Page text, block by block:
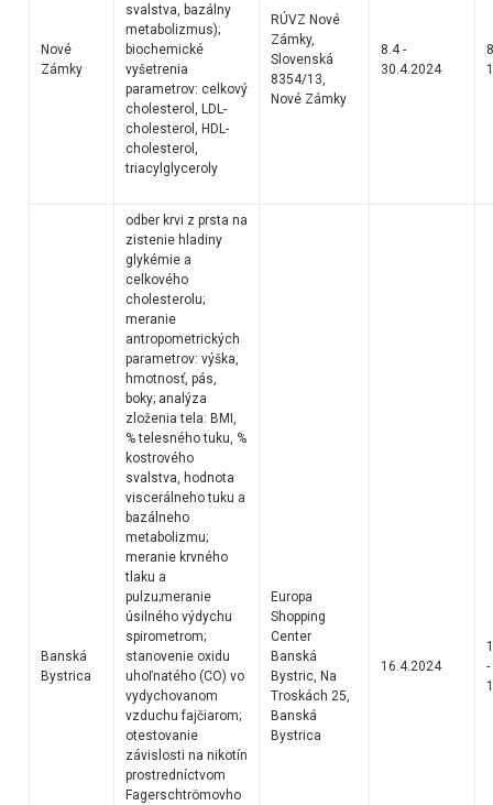
Nové
Zámky
svalstva, bazálny
metabolizmus);
biochemické
vyšetrenia
parametrov: celkový
cholesterol, LDL-
cholesterol, HDL-
cholesterol,
triacylglyceroly
RÚVZ Nové
Zámky,
Slovenská
8354/13,
Nové Zámky
8.4 -
30.4.2024
Banská
Bystrica
odber krvi z prsta na
zistenie hladiny
glykémie a
celkového
cholesterolu;
meranie
antropometrických
parametrov: výška,
hmotnosť, pás,
boky; analýza
zloženia tela: BMI,
% telesného tuku, %
kostrového
svalstva, hodnota
viscerálneho tuku a
bazálneho
metabolizmu;
meranie krvného
tlaku a
pulzu;meranie
úsilného výdychu
spirometrom;
stanovenie oxidu
uhoľnatého (CO) vo
vydychovanom
vzduchu fajčiarom;
otestovanie
závislosti na nikotín
prostredníctvom
Fagerschtrömovho
Europa
Shopping
Center
Banská
Bystric, Na
Troskách 25,
Banská
Bystrica
16.4.2024
-